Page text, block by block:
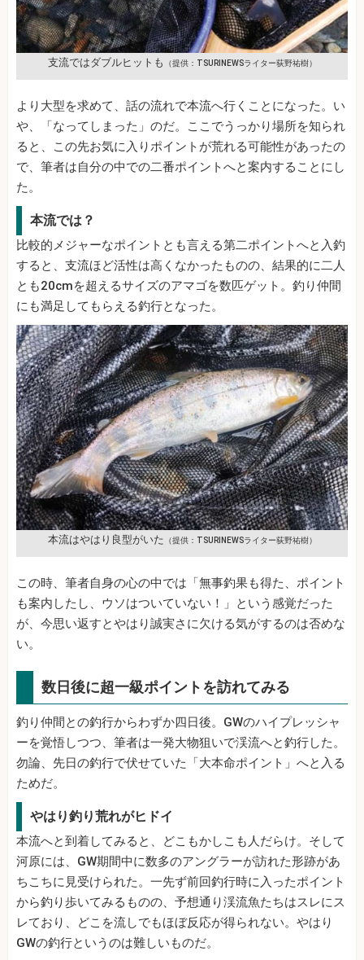
支流ではダブルヒットも （提供：TSURINEWSライター荻野祐樹）
より大型を求めて、話の流れで本流へ行くことになった。い
や、「なってしまった」のだ。ここでうっかり場所を知られ
ると、この先お気に入りポイントが荒れる可能性があったの
で、筆者は自分の中での二番ポイントへと案内することにし
た。
本流では？
比較的メジャーなポイントとも言える第二ポイントへと入釣
すると、支流ほど活性は高くなかったものの、結果的に二人
とも20cmを超えるサイズのアマゴを数匹ゲット。釣り仲間
にも満足してもらえる釣行となった。
本流はやはり良型がいた （提供：TSURINEWSライター荻野祐樹）
この時、筆者自身の心の中では「無事釣果も得た、ポイント
も案内したし、ウソはついていない！」という感覚だった
が、今思い返すとやはり誠実さに欠ける気がするのは否めな
い。
数日後に超一級ポイントを訪れてみる
釣り仲間との釣行からわずか四日後。GWのハイプレッシャ
ーを覚悟しつつ、筆者は一発大物狙いで渓流へと釣行した。
勿論、先日の釣行で伏せていた「大本命ポイント」へと入る
ためだ。
やはり釣り荒れがヒドイ
本流へと到着してみると、どこもかしこも人だらけ。そして
河原には、GW期間中に数多のアングラーが訪れた形跡があ
ちこちに見受けられた。一先ず前回釣行時に入ったポイント
から釣り歩いてみるものの、予想通り渓流魚たちはスレにス
レており、どこを流しでもほぼ反応が得られない。やはり
GWの釣行というのは難しいものだ。